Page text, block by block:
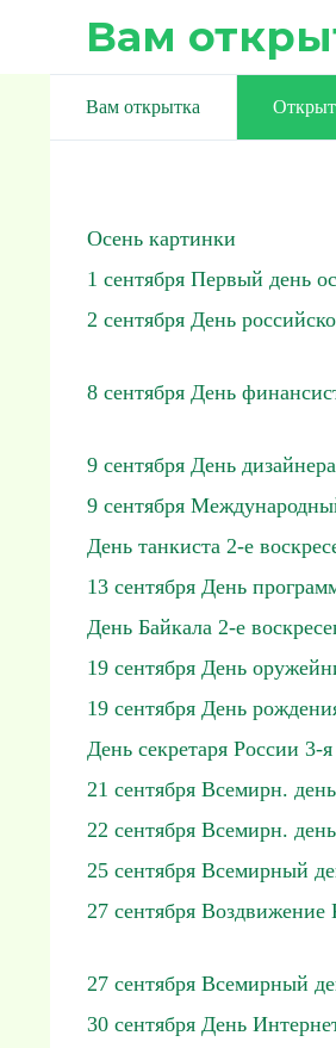
Вам
Вам открытка
Осень картинки
1 сентября Первый день
2 сентября День
8 сентября День
9 сентября День
9 сентября
День танкиста 2-е
13 сентября День
День Байкала 2-е
19 сентября День
19 сентября День
День секретаря России 3-
21 сентября Всемирн.
22 сентября Всемирн.
25 сентября Всемирный
27 сентября Воздвижение
27 сентября Всемирный
30 сентября День